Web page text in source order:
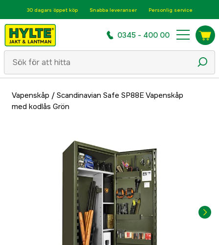
30 dagars öppet köp Snabba leveranser Personlig service
0345 - 400 00
Vapenskåp / Scandinavian Safe SP88E Vapenskåp
med kodlås Grön